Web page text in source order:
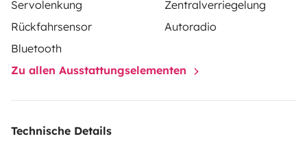
Servolenkung
Zentralverriegelung
Rückfahrsensor
Autoradio
Bluetooth
Zu allen Ausstattungselementen
Technische Details